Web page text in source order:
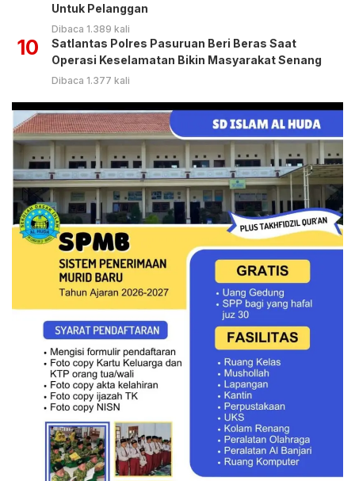
Untuk Pelanggan
Dibaca 1.389 kali
10
Satlantas Polres Pasuruan Beri Beras Saat
Operasi Keselamatan Bikin Masyarakat Senang
Dibaca 1.377 kali